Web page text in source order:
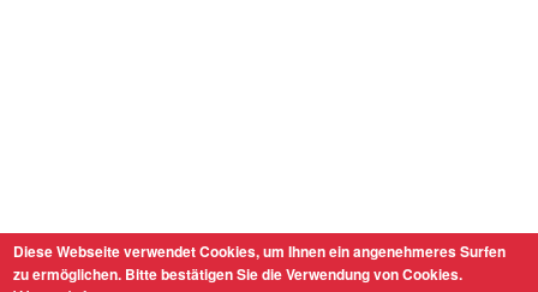
Diese Webseite verwendet Cookies, um Ihnen ein angenehmeres Surfen
zu ermöglichen. Bitte bestätigen Sie die Verwendung von Cookies.